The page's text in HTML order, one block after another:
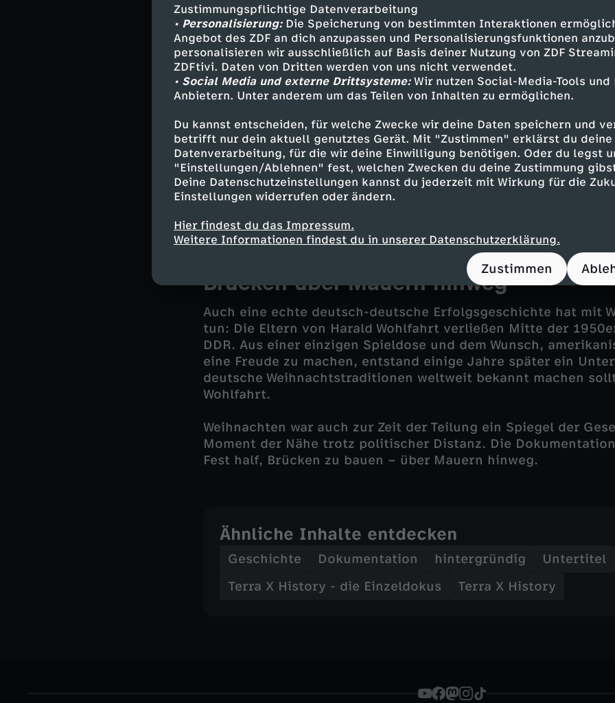
Zustimmungspflichtige Datenverarbeitung
• Personalisierung:Die Speicherung von bestimmten Interaktionen
Angebot des ZDF an dich anzupassen und Personalisierungsfunktionen
personalisieren wir ausschließlich auf Basis deiner Nutzung von ZDF
ZDFtivi. Daten von Dritten werden von uns nicht verwendet.
• Social Media und externe Drittsysteme:Wir nutzen Social-Media-Tools und
Anbietern. Unter anderem um das Teilen von Inhalten zu ermöglichen.
Du kannst entscheiden, für welche Zwecke wir deine Daten speichern und
betrifft nur dein aktuell genutztes Gerät. Mit "Zustimmen" erklärst du deine
Datenverarbeitung, für die wir deine Einwilligung benötigen. Oder du legst
"Einstellungen/Ablehnen" fest, welchen Zwecken du deine Zustimmung
Deine Datenschutzeinstellungen kannst du jederzeit mit Wirkung für die
Einstellungen widerrufen oder ändern.
Hier findest du das Impressum.
Weitere Informationen findest du in unserer Datenschutzerklärung.
Zustimmen
Kommerz und Tradition
Im Westen wuchs derweil der Wohlstand, und das Fest wurde
kommerzialisiert. Stefan Lukschy war langjähriger Mitarbeiter
Regieassistent von Loriot. Er erzählt, wie Loriots berühmte
Lebensgefühl der Bundesrepublik auf den Punkt brachten.
den 1970er-Jahren manchmal auch die Flucht vor dem Fest:
unter Palmen im warmen Süden – im Osten war das natürlich
auch für die heutige Unternehmerin und ehemalige Politikerin
die in Nürnberg aufwuchs, war das keine Option: Zu ihren
Ritualen gehörte der Besuch auf dem Christkindlesmarkt
Zusammensein mit der Familie zu Heiligabend unter dem
Brücken über Mauern hinweg
Auch eine echte deutsch-deutsche Erfolgsgeschichte hat mit
tun: Die Eltern von Harald Wohlfahrt verließen Mitte der
DDR. Aus einer einzigen Spieldose und dem Wunsch,
eine Freude zu machen, entstand einige Jahre später ein
deutsche Weihnachtstraditionen weltweit bekannt machen
Wohlfahrt.
Weihnachten war auch zur Zeit der Teilung ein Spiegel der
Moment der Nähe trotz politischer Distanz. Die
Fest half, Brücken zu bauen – über Mauern hinweg.
Ähnliche Inhalte entdecken
Geschichte Dokumentation hintergründig Untertitel
Terra X History - die Einzeldokus
Terra X History